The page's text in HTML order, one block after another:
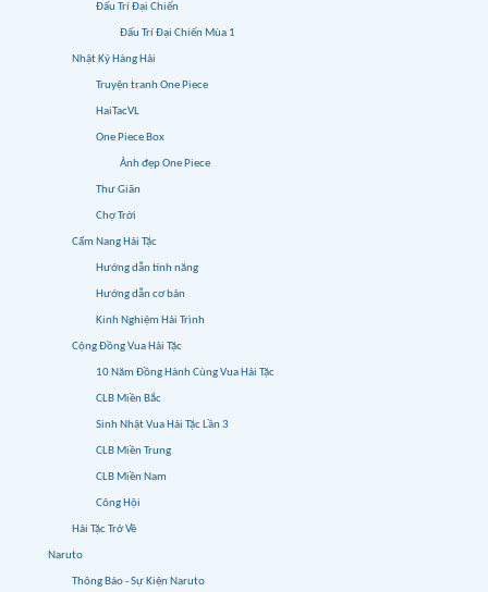
Đấu Trí Đại Chiến
Đấu Trí Đại Chiến Mùa 1
Nhật Ký Hàng Hải
Truyện tranh One Piece
HaiTacVL
One Piece Box
Ảnh đẹp One Piece
Thư Giãn
Chợ Trời
Cẩm Nang Hải Tặc
Hướng dẫn tính năng
Hướng dẫn cơ bản
Kinh Nghiệm Hải Trình
Cộng Đồng Vua Hải Tặc
10 Năm Đồng Hành Cùng Vua Hải Tặc
CLB Miền Bắc
Sinh Nhật Vua Hải Tặc Lần 3
CLB Miền Trung
CLB Miền Nam
Công Hội
Hải Tặc Trở Về
Naruto
Thông Báo - Sự Kiện Naruto